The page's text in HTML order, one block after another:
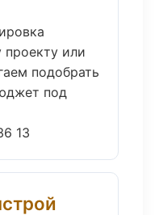
или
подобрать
под
13